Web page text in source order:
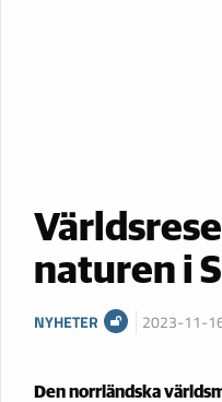
naturen i
NYHETER 2023-11-
Den norrländska